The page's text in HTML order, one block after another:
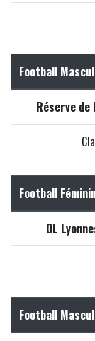
Football
Réserve de
Football
OL
Football